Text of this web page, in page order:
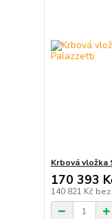
Krbová vložka
170 393
140 821 Kč bez